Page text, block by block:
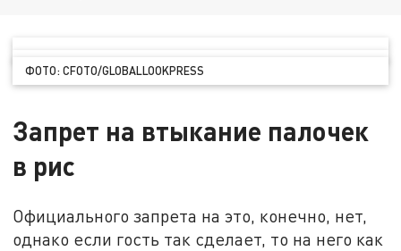
ФОТО: CFOTO/GLOBALLOOKPRESS
Запрет на втыкание палочек
в рис
Официального запрета на это, конечно, нет,
однако если гость так сделает, то на него как